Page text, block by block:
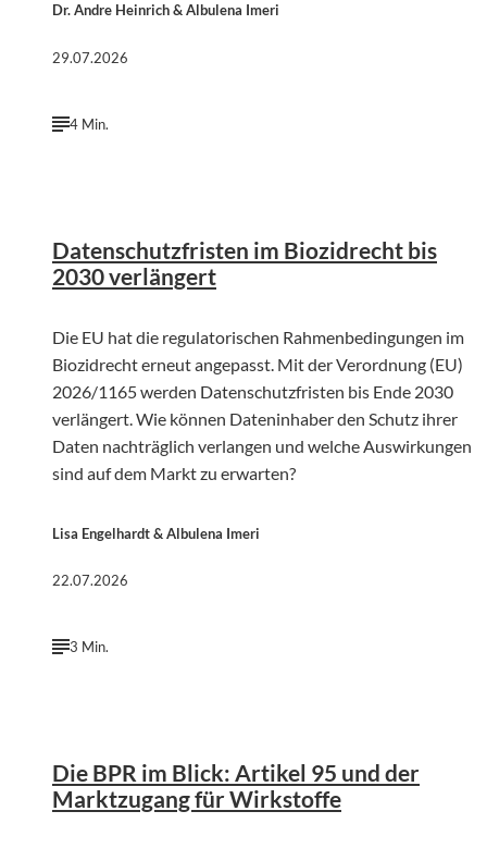
Dr. Andre Heinrich & Albulena Imeri
29.07.2026
4 Min.
Datenschutzfristen im Biozidrecht bis
2030 verlängert
Die EU hat die regulatorischen Rahmenbedingungen im
Biozidrecht erneut angepasst. Mit der Verordnung (EU)
2026/1165 werden Datenschutzfristen bis Ende 2030
verlängert. Wie können Dateninhaber den Schutz ihrer
Daten nachträglich verlangen und welche Auswirkungen
sind auf dem Markt zu erwarten?
Lisa Engelhardt & Albulena Imeri
22.07.2026
3 Min.
Die BPR im Blick: Artikel 95 und der
Marktzugang für Wirkstoffe